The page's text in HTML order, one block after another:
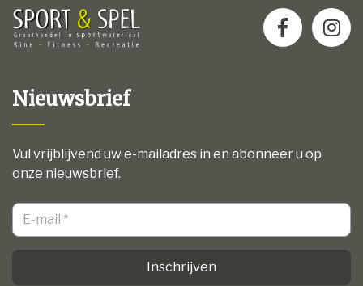
Nieuwsbrief
Vul vrijblijvend uw e-mailadres in en abonneer u op
onze nieuwsbrief.
Inschrijven